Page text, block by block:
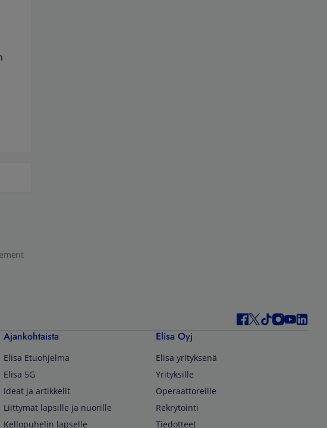
Ajankohtaista
Elisa Etuohjelma
Elisa 5G
Ideat ja artikkelit
Liittymät lapsille ja nuorille
Kellopuhelin lapselle
Elisa Oyj
Elisa yrityksenä
Yrityksille
Operaattoreille
Rekrytointi
Tiedotteet